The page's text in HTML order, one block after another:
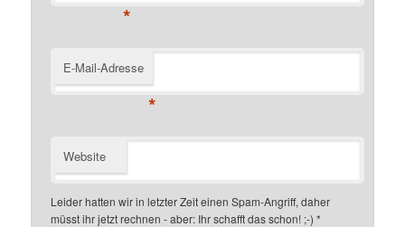
*
E-Mail-Adresse
*
Website
Leider hatten wir in letzter Zeit einen Spam-Angriff, daher
müsst ihr jetzt rechnen - aber: Ihr schafft das schon! ;-) *